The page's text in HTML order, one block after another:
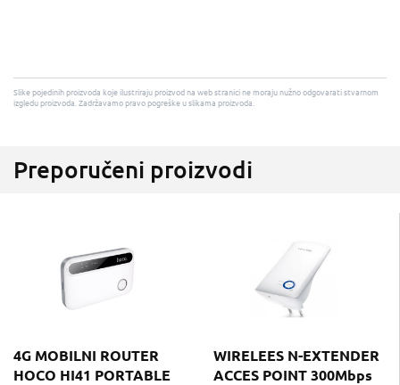
Slike pojedinih proizvoda koje ilustriraju proizvod na web stranici ne moraju nužno odgovarati stvarnom
izgledu proizvoda. Zadržavamo pravo pogreške u slikama proizvoda.
Preporučeni proizvodi
4G MOBILNI ROUTER
HOCO HI41 PORTABLE
WIRELEES N-EXTENDER
ACCES POINT 300Mbps